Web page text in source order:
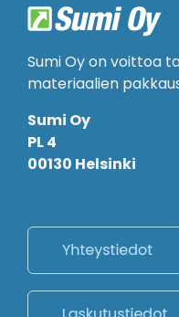
Sumi Oy on voittoa
materiaalien
Sumi Oy
PL 4
00130 Helsinki